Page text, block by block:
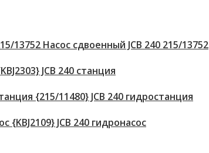
Насос сдвоенный JCB 240 215/13752
JCB 240 станция
{215/11480} JCB 240 гидростанция
{KBJ2109} JCB 240 гидронасос